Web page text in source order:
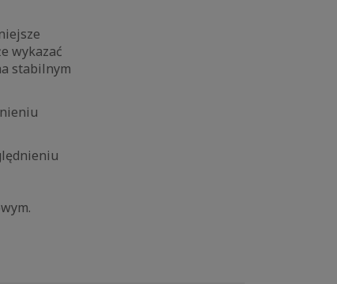
wykazać
stabilnym